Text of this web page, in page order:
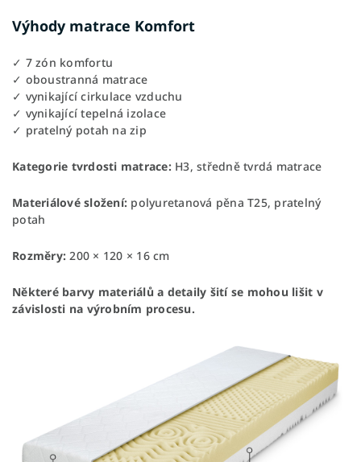
Výhody matrace Komfort
✓ 7 zón komfortu
✓ oboustranná matrace
✓ vynikající cirkulace vzduchu
✓ vynikající tepelná izolace
✓ pratelný potah na zip
Kategorie tvrdosti matrace: H3, středně tvrdá matrace
Materiálové složení: polyuretanová pěna T25, pratelný
potah
Rozměry: 200 × 120 × 16 cm
Některé barvy materiálů a detaily šití se mohou lišit v
závislosti na výrobním procesu.